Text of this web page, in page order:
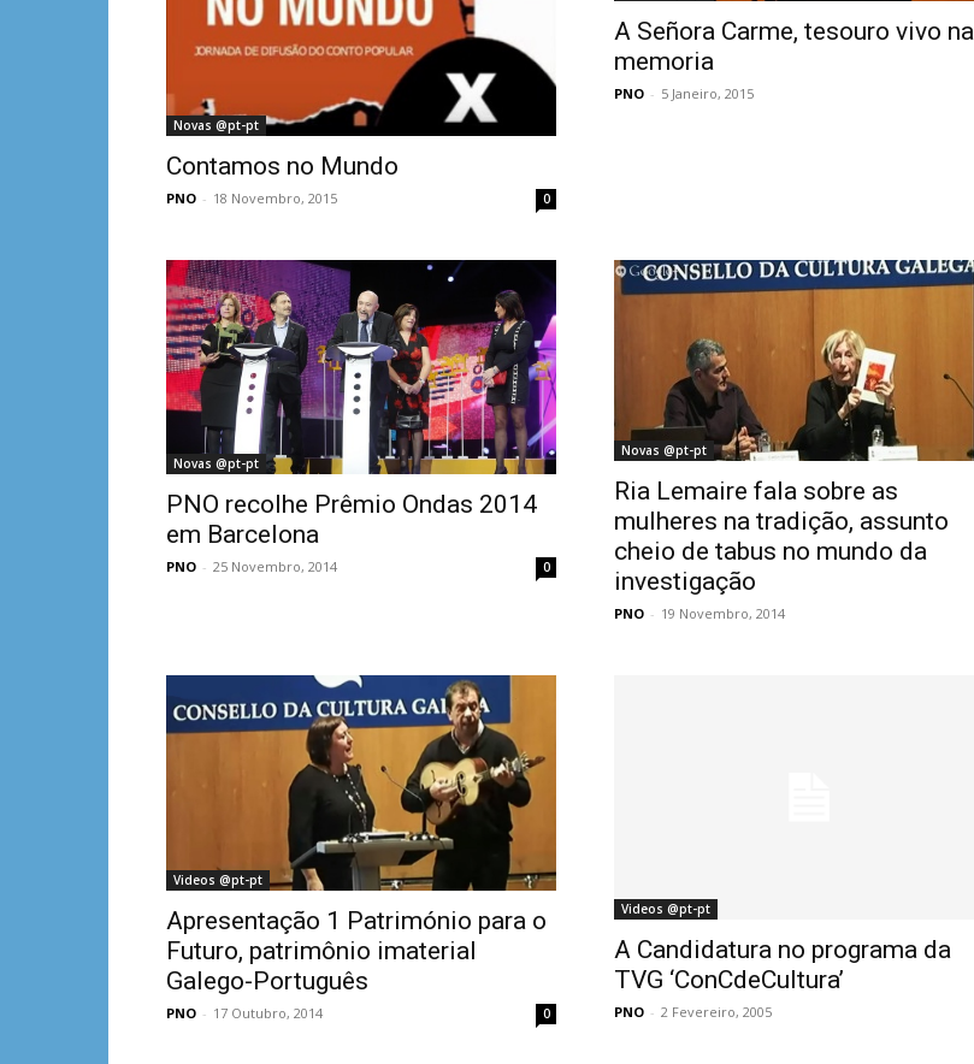
Novas @pt-pt
Contamos no Mundo
PNO - 18 Novembro, 2015 0
A Señora Carme, tesouro vivo na
memoria
PNO - 5 Janeiro, 2015
Novas @pt-pt
PNO recolhe Prêmio Ondas 2014
em Barcelona
PNO - 25 Novembro, 2014 0
Novas @pt-pt
Ria Lemaire fala sobre as
mulheres na tradição, assunto
cheio de tabus no mundo da
investigação
PNO - 19 Novembro, 2014
Videos @pt-pt
Apresentação 1 Património para o
Futuro, patrimônio imaterial
Galego-Português
PNO - 17 Outubro, 2014 0
Videos @pt-pt
A Candidatura no programa da
TVG ‘ConCdeCultura’
PNO - 2 Fevereiro, 2005